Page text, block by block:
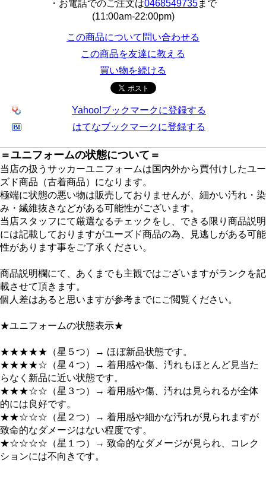
・お電話でのご注文は0468549735まで
(11:00am-22:00pm)
この商品について問い合わせる
この商品を友達に教える
買い物を続ける
Yahoo!ブックマークに登録する
はてなブックマークに登録する
＝ユニフォームの状態について＝
当店の扱うサッカーユニフォームは国内外から買付けしたユー
ズド商品（古着商品）になります。
極端に状態の悪い物は販売しておりませんが、細かい汚れ・染
み・繊維抜きなどがある可能性がございます。
当店スタッフにて厳選なるチェックをし、できる限り商品説明
には記載しておりますがユーズド商品の為、見逃しがある可能
性があります事をご了承ください。
商品説明欄にて、あくまでも主観ではございますがランクを記
載させて頂きます。
個人差はあると思いますが参考までにご閲覧ください。
★ユニフォームの状態表示★
★★★★★（星５つ）→ ほぼ新品状態です。
★★★★☆（星４つ）→ 着用感や傷、汚れもほとんど見当た
らなく新品に近い状態です。
★★★☆☆（星３つ）→ 着用感や傷、汚れは見られるが全体
的には良好です。
★★☆☆☆（星２つ）→ 着用感や細かな汚れが見られますが
致命的なダメージはない程度です。
★☆☆☆☆（星１つ）→ 致命的なダメージが見られ、コレク
ションには不向きです。